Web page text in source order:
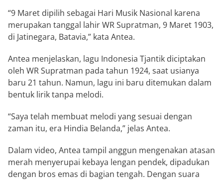
“9 Maret dipilih sebagai Hari Musik Nasional karena
merupakan tanggal lahir WR Supratman, 9 Maret 1903,
di Jatinegara, Batavia,” kata Antea.
Antea menjelaskan, lagu Indonesia Tjantik diciptakan
oleh WR Supratman pada tahun 1924, saat usianya
baru 21 tahun. Namun, lagu ini baru ditemukan dalam
bentuk lirik tanpa melodi.
“Saya telah membuat melodi yang sesuai dengan
zaman itu, era Hindia Belanda,” jelas Antea.
Dalam video, Antea tampil anggun mengenakan atasan
merah menyerupai kebaya lengan pendek, dipadukan
dengan bros emas di bagian tengah. Dengan suara